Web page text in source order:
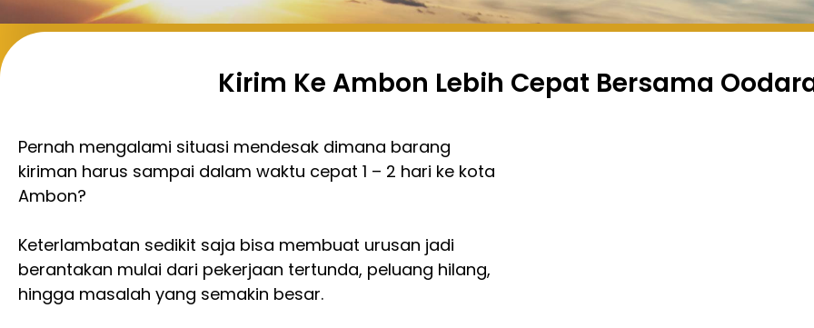
Kirim Ke Ambon Lebih Cepat Bersama
Pernah mengalami situasi mendesak dimana barang
kiriman harus sampai dalam waktu cepat 1 – 2 hari ke kota
Ambon?
Keterlambatan sedikit saja bisa membuat urusan jadi
berantakan mulai dari pekerjaan tertunda, peluang hilang,
hingga masalah yang semakin besar.